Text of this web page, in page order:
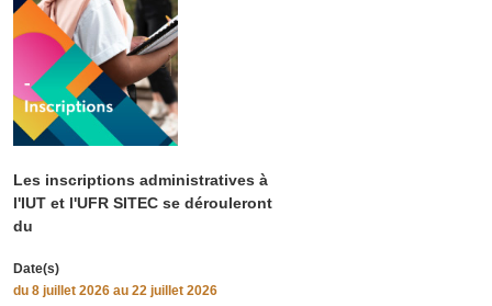
Les inscriptions administratives à
l'IUT et l'UFR SITEC se dérouleront
du
Date(s)
du 8 juillet 2026 au 22 juillet 2026